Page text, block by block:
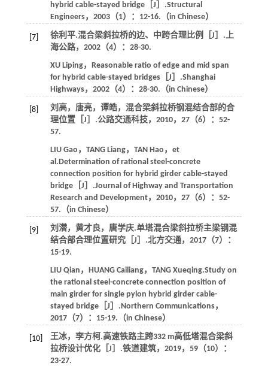
hybrid cable-stayed bridge［J］.Structural
Engineers，2003（1）：12-16.（in Chinese）
[7]
徐利平.混合梁斜拉桥的边、中跨合理比例［J］.上
海公路，2002（4）：28-30.
XU Liping，Reasonable ratio of edge and mid span
for hybrid cable-stayed bridges［J］.Shanghai
Highways，2002（4）：28-30.（in Chinese）
[8]
刘高，唐亮，谭皓，混合梁斜拉桥钢混结合部的合
理位置［J］.公路交通科技，2010，27（6）：52-
57.
LIU Gao，TANG Liang，TAN Hao，et
al.Determination of rational steel-concrete
connection position for hybrid girder cable-stayed
bridge［J］.Journal of Highway and Transportation
Research and Development，2010，27（6）：52-
57.（in Chinese）
[9]
刘潜，黄才良，唐学庆.单塔混合梁斜拉桥主梁钢混
结合部合理位置研究［J］.北方交通，2017（7）：
15-19.
LIU Qian，HUANG Cailiang，TANG Xueqing.Study on
the rational steel-concrete connection position of
main girder for single pylon hybrid girder cable-
stayed bridge［J］.Northern Communications，
2017（7）：15-19.（in Chinese）
[10]
王冰，李方柯.高速铁路主跨332 m高低塔混合梁斜
拉桥设计优化［J］.铁道建筑，2019，59（10）：
23-27.